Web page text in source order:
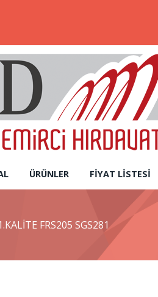
ÜRÜNLER FIYAT LISTESI
FRS205 SGS281